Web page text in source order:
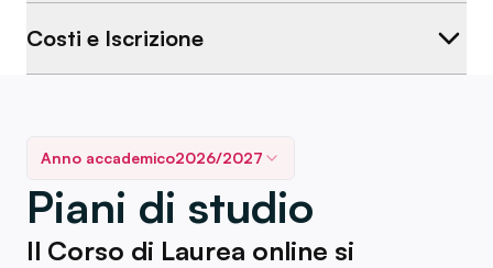
Costi e Iscrizione
Piani di studio
Anno accademico2026/2027
Il Corso di Laurea online si